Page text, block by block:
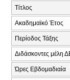
Τίτλος
Ακαδημαϊκό Έτος
Περίοδος Τάξης
Διδάσκοντες μέλη
Ώρες Εβδομαδιαία